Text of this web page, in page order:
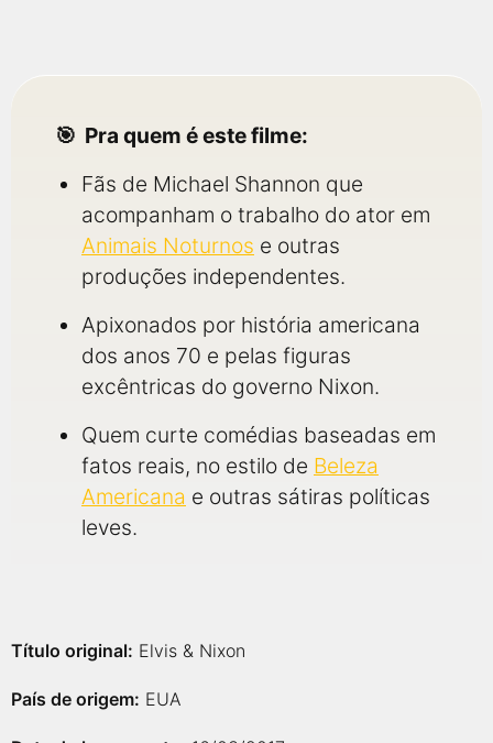
Pra quem é este filme:
Fãs de Michael Shannon que
acompanham o trabalho do ator em
Animais Noturnos e outras
produções independentes.
Apixonados por história americana
dos anos 70 e pelas figuras
excêntricas do governo Nixon.
Quem curte comédias baseadas em
fatos reais, no estilo de Beleza
Americana e outras sátiras políticas
leves.
Título original: Elvis & Nixon
País de origem: EUA